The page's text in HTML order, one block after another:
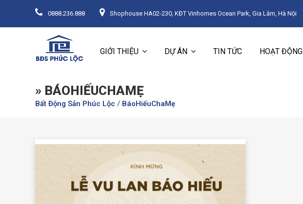
0888.236.888 Shophouse HA02-230, KĐT Vinhomes Ocean Park, Gia Lâm, Hà Nội
GIỚI THIỆU DỰ ÁN TIN TỨC HOẠT ĐỘNG
» BÁOHIẾUCHAMẸ
Bất Động Sản Phúc Lộc / BáoHiếuChaMẹ